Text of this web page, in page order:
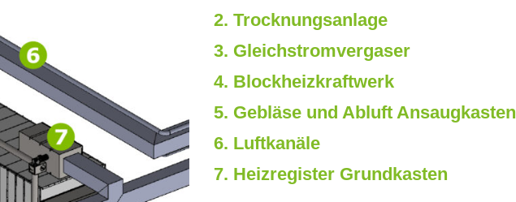
2. Trocknungsanlage
3. Gleichstromvergaser
4. Blockheizkraftwerk
5. Gebläse und Abluft Ansaugkasten
6. Luftkanäle
7. Heizregister Grundkasten